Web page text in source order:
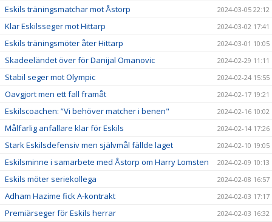
Eskils träningsmatchar mot Åstorp 2024-03-05 22:12
Klar Eskilsseger mot Hittarp 2024-03-02 17:41
Eskils träningsmöter åter Hittarp 2024-03-01 10:05
Skadeeländet över för Danijal Omanovic 2024-02-29 11:11
Stabil seger mot Olympic 2024-02-24 15:55
Oavgjort men ett fall framåt 2024-02-17 19:21
Eskilscoachen: ”Vi behöver matcher i benen" 2024-02-16 10:02
Målfarlig anfallare klar för Eskils 2024-02-14 17:26
Stark Eskilsdefensiv men självmål fällde laget 2024-02-10 19:05
Eskilsminne i samarbete med Åstorp om Harry Lomsten 2024-02-09 10:13
Eskils möter seriekollega 2024-02-08 16:57
Adham Hazime fick A-kontrakt 2024-02-03 17:17
Premiärseger för Eskils herrar 2024-02-03 16:32